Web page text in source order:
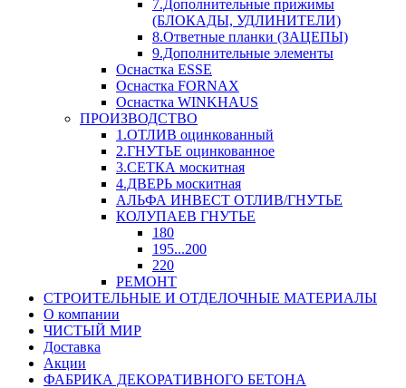
7.Дополнительные прижимы
(БЛОКАДЫ, УДЛИНИТЕЛИ)
8.Ответные планки (ЗАЦЕПЫ)
9.Дополнительные элементы
Оснастка ESSE
Оснастка FORNAX
Оснастка WINKHAUS
ПРОИЗВОДСТВО
1.ОТЛИВ оцинкованный
2.ГНУТЬЕ оцинкованное
3.СЕТКА москитная
4.ДВЕРЬ москитная
АЛЬФА ИНВЕСТ ОТЛИВ/ГНУТЬЕ
КОЛУПАЕВ ГНУТЬЕ
180
195...200
220
РЕМОНТ
СТРОИТЕЛЬНЫЕ И ОТДЕЛОЧНЫЕ МАТЕРИАЛЫ
О компании
ЧИСТЫЙ МИР
Доставка
Акции
ФАБРИКА ДЕКОРАТИВНОГО БЕТОНА